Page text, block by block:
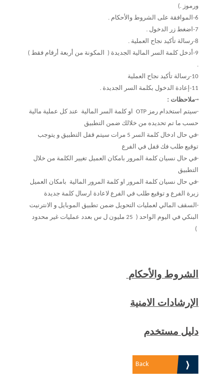
ورموز .)
6-الموافقة على الشروط والأحكام .
7-اضغط زر الدخول .
8-رسالة تأكيد نجاح العملية .
9-أدخل كلمة السر المالية الجديدة ( المكونة من أربعة أرقام فقط )
.
10-رسالة تأكيد نجاح العملية
11-إعادة الدخول بكلمة السر الجديدة .
·-ملاحظات :
·سيتم استخدام رمز OTP او كلمة السر المالية عند كل عملية مالية
حسب ما تم تحديده من خلالك ضمن التطبيق
·في حال ادخال كلمة السر 5 مرات سيتم قفل التطبيق و يتوجب
توقيع طلب فك قفل في الفرع
·في حال نسيان كلمة المرور بامكان العميل تغيير الكلمة من خلال
التطبيق
·في حال نسيان كلمة المرور او كلمة المرور المالية بامكان العميل
زيرة الفرع و توقيع طلب في الفرع لاعادة ارسال كلمة جديدة
·السقف المالي لعمليات التحويل ضمن تطبيق الموبايل و الانترنيت
البنكي في اليوم الواحد ( 25 مليون ل س بعدد عمليات غير محدود
)
الشروط والأحكام
الإرشادات الامنية
دليل مستخدم
Back